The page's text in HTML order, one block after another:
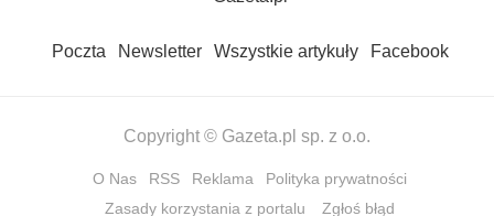
Poczta Newsletter Wszystkie artykuły Facebook
Copyright © Gazeta.pl sp. z o.o.
O Nas RSS Reklama
Polityka prywatności
Zasady korzystania z portalu
Zgłoś błąd